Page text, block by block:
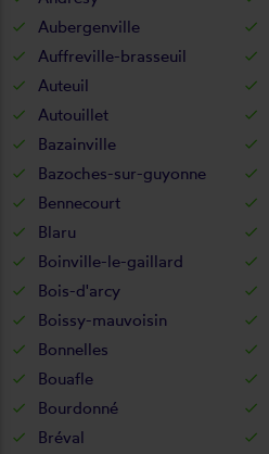
Aubergenville
Auffreville-brasseuil
Auteuil
Autouillet
Bazainville
Bazoches-sur-guyonne
Bennecourt
Blaru
Boinville-le-gaillard
Bois-d'arcy
Boissy-mauvoisin
Bonnelles
Bouafle
Bourdonné
Bréval